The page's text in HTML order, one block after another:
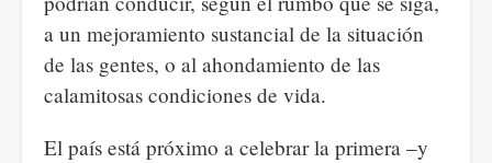
a un mejoramiento sustancial de la situación
de las gentes, o al ahondamiento de las
calamitosas condiciones de vida.
El país está próximo a celebrar la primera –y